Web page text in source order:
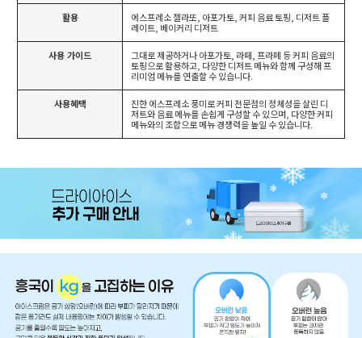
활용
에스프레소 젤라또, 아포가토, 커피 음료 토핑, 디저트 플
레이트, 베이커리 디저트
사용 가이드
그대로 제공하거나 아포가토, 라떼, 프라페 등 커피 음료의
토핑으로 활용하고, 다양한 디저트 메뉴와 함께 구성해 프
리미엄 메뉴를 연출할 수 있습니다.
사용혜택
진한 에스프레소 풍미로 커피 전문점의 정체성을 살린 디
저트와 음료 메뉴를 손쉽게 구성할 수 있으며, 다양한 커피
메뉴와의 조합으로 메뉴 경쟁력을 높일 수 있습니다.